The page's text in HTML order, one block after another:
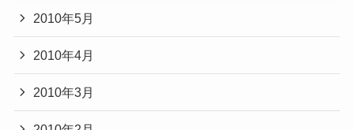
2010年5月
2010年4月
2010年3月